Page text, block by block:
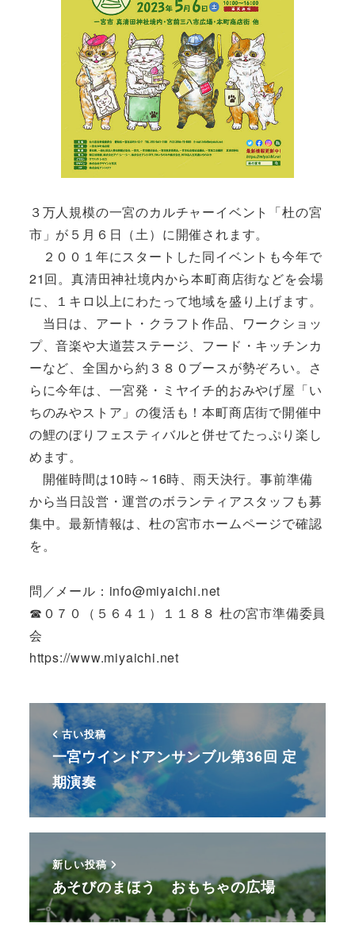
３万人規模の一宮のカルチャーイベント「杜の宮
市」が５月６日（土）に開催されます。
２００１年にスタートした同イベントも今年で
21回。真清田神社境内から本町商店街などを会場
に、１キロ以上にわたって地域を盛り上げます。
当日は、アート・クラフト作品、ワークショッ
プ、音楽や大道芸ステージ、フード・キッチンカ
ーなど、全国から約３８０ブースが勢ぞろい。さ
らに今年は、一宮発・ミヤイチ的おみやげ屋「い
ちのみやストア」の復活も！本町商店街で開催中
の鯉のぼりフェスティバルと併せてたっぷり楽し
めます。
開催時間は10時～16時、雨天決行。事前準備
から当日設営・運営のボランティアスタッフも募
集中。最新情報は、杜の宮市ホームページで確認
を。
問／メール：info@miyaichi.net
☎０７０（５６４１）１１８８ 杜の宮市準備委員
会
https://www.miyaichi.net
古い投稿
一宮ウインドアンサンブル第36回 定
期演奏
新しい投稿
あそびのまほう おもちゃの広場